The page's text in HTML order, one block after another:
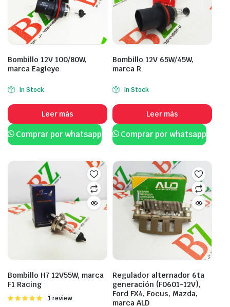
Bombillo 12V 100/80W,
marca Eagleye
In Stock
Leer más
Comprar por whatsapp
Bombillo 12V 65W/45W,
marca R
In Stock
Leer más
Comprar por whatsapp
Bombillo H7 12V55W, marca
F1 Racing
Valorado
1 review
Regulador alternador 6ta
generación (F0601-12V),
Ford FX4, Focus, Mazda,
marca ALD